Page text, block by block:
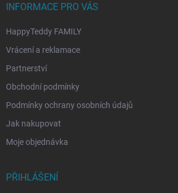
INFORMACE PRO VÁS
HappyTeddy FAMILY
Vrácení a reklamace
Partnerství
Obchodní podmínky
Podmínky ochrany osobních údajů
Jak nakupovat
Moje objednávka
PŘIHLÁŠENÍ